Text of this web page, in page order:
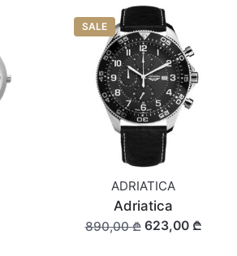
SALE
ADRIATICA
Adriatica
890,00 ₾623,00 ₾